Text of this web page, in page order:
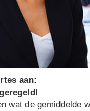
aan:
wat de gemiddelde